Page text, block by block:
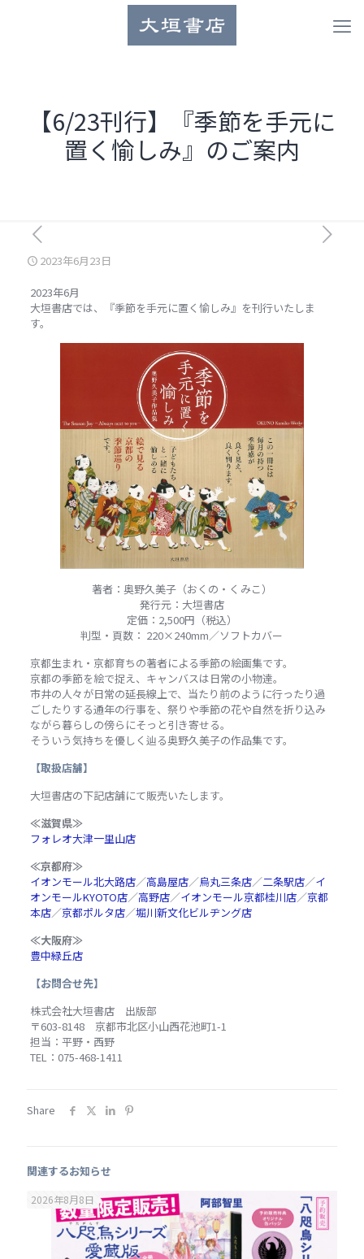
【6/23刊行】『季節を手元に
置く愉しみ』のご案内
2023年6月23日
2023年6月
大垣書店では、『季節を手元に置く愉しみ』を刊行いたしま
す。
著者：奥野久美子（おくの・くみこ）
発行元：大垣書店
定価：2,500円（税込）
判型・頁数： 220×240mm／ソフトカバー
京都生まれ・京都育ちの著者による季節の絵画集です。
京都の季節を絵で捉え、キャンバスは日常の小物達。
市井の人々が日常の延長線上で、当たり前のように行ったり過
ごしたりする通年の行事を、祭りや季節の花や自然を折り込み
ながら暮らしの傍らにそっと引き寄せる。
そういう気持ちを優しく辿る奥野久美子の作品集です。
【取扱店舗】
大垣書店の下記店舗にて販売いたします。
≪滋賀県≫
フォレオ大津一里山店
≪京都府≫
イオンモール北大路店／高島屋店／烏丸三条店／二条駅店／イ
オンモールKYOTO店／高野店／イオンモール京都桂川店／京都
本店／京都ポルタ店／堀川新文化ビルヂング店
≪大阪府≫
豊中緑丘店
【お問合せ先】
株式会社大垣書店 出版部
〒603-8148 京都市北区小山西花池町1-1
担当：平野・西野
TEL：075-468-1411
Share
関連するお知らせ
2026年8月8日